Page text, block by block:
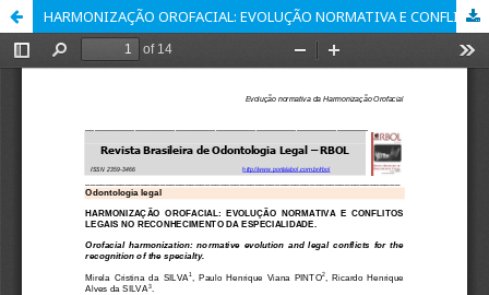
HARMONIZAÇÃO OROFACIAL: EVOLUÇÃO NORMATIVA E CONFLITOS LEGAIS NO RECONHECIMENTO DA ESPECIALIDADE